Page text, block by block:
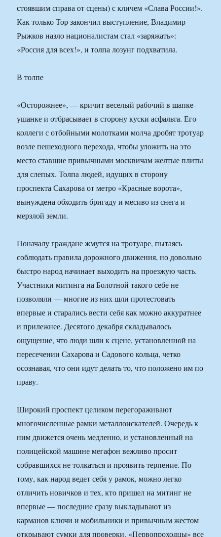
стоявшим справа от сцены) с кличем «Слава России!».
Как только Тор закончил выступление, Владимир
Рыжков назло националистам стал «заряжать»:
«Россия для всех!», и толпа лозунг подхватила.
В толпе
«Осторожнее», — кричит веселый рабочий в шапке-
ушанке и отбрасывает в сторону куски асфальта. Его
коллеги с отбойными молотками молча дробят тротуар
возле пешеходного перехода, чтобы уложить на это
место ставшие привычными москвичам желтые плиты
для слепых. Толпа людей, идущих в сторону
проспекта Сахарова от метро «Красные ворота»,
вынуждена обходить бригаду и месиво из снега и
мерзлой земли.
Поначалу граждане жмутся на тротуаре, пытаясь
соблюдать правила дорожного движения, но довольно
быстро народ начинает выходить на проезжую часть.
Участники митинга на Болотной такого себе не
позволяли — многие из них шли протестовать
впервые и старались вести себя как можно аккуратнее
и прилежнее. Десятого декабря складывалось
ощущение, что люди шли к сцене, установленной на
пересечении Сахарова и Садового кольца, четко
осознавая, что они идут делать то, что положено им по
праву.
Широкий проспект целиком перегораживают
многочисленные рамки металлоискателей. Очередь к
ним движется очень медленно, и установленный на
полицейской машине мегафон вежливо просит
собравшихся не толкаться и проявить терпение. По
тому, как народ ведет себя у рамок, можно легко
отличить новичков и тех, кто пришел на митинг не
впервые — последние сразу выкладывают из
карманов ключи и мобильники и привычным жестом
открывают сумки для проверки. «Первопроходцы» все